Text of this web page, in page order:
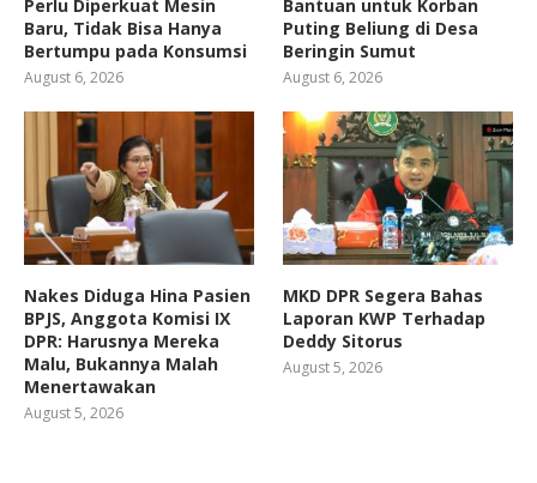
Perlu Diperkuat Mesin
Baru, Tidak Bisa Hanya
Bertumpu pada Konsumsi
August 6, 2026
Bantuan untuk Korban
Puting Beliung di Desa
Beringin Sumut
August 6, 2026
Nakes Diduga Hina Pasien
BPJS, Anggota Komisi IX
DPR: Harusnya Mereka
Malu, Bukannya Malah
Menertawakan
August 5, 2026
MKD DPR Segera Bahas
Laporan KWP Terhadap
Deddy Sitorus
August 5, 2026